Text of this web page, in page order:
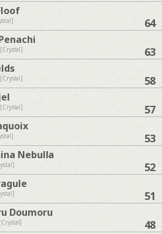
64
63
58
57
53
Nebulla
52
51
Doumoru
48